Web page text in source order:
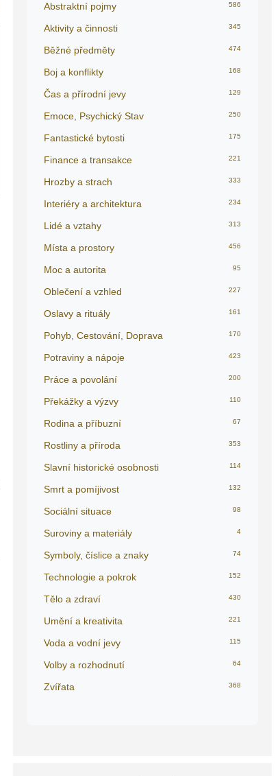
Abstraktní pojmy 586
Aktivity a činnosti 345
Běžné předměty 474
Boj a konflikty 168
Čas a přírodní jevy 129
Emoce, Psychický Stav 250
Fantastické bytosti 175
Finance a transakce 221
Hrozby a strach 333
Interiéry a architektura 234
Lidé a vztahy 313
Místa a prostory 456
Moc a autorita 95
Oblečení a vzhled 227
Oslavy a rituály 161
Pohyb, Cestování, Doprava 170
Potraviny a nápoje 423
Práce a povolání 200
Překážky a výzvy 110
Rodina a příbuzní 67
Rostliny a příroda 353
Slavní historické osobnosti 114
Smrt a pomíjivost 132
Sociální situace 98
Suroviny a materiály 4
Symboly, číslice a znaky 74
Technologie a pokrok 152
Tělo a zdraví 430
Umění a kreativita 221
Voda a vodní jevy 115
Volby a rozhodnutí 64
Zvířata 368